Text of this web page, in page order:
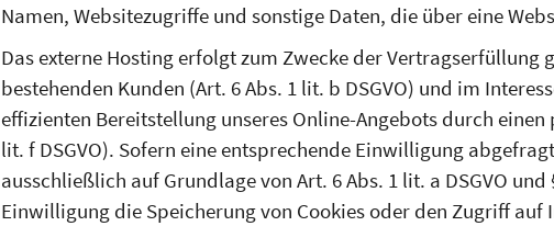
Namen, Websitezugriffe und sonstige Daten, die über eine
Das externe Hosting erfolgt zum Zwecke der Vertragserfüllung
bestehenden Kunden (Art. 6 Abs. 1 lit. b DSGVO) und im
effizienten Bereitstellung unseres Online-Angebots durch
lit. f DSGVO). Sofern eine entsprechende Einwilligung
ausschließlich auf Grundlage von Art. 6 Abs. 1 lit. a DSGVO und
Einwilligung die Speicherung von Cookies oder den Zugriff